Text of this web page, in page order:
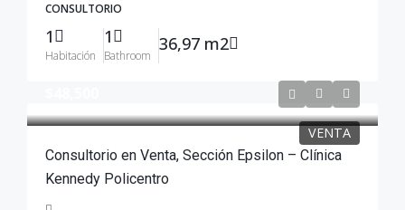
CONSULTORIO
1
Habitación
1
Bathroom
36,97 m2
VENTA
Consultorio en Venta, Sección Epsilon – Clínica
Kennedy Policentro